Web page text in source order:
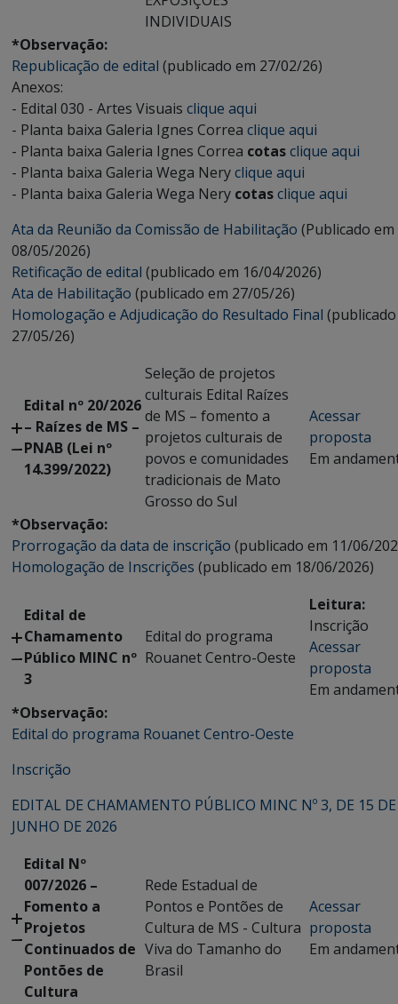
INDIVIDUAIS
*Observação:
Republicação de edital (publicado em 27/02/26)
Anexos:
- Edital 030 - Artes Visuais clique aqui
- Planta baixa Galeria Ignes Correa clique aqui
- Planta baixa Galeria Ignes Correa cotasclique aqui
- Planta baixa Galeria Wega Neryclique aqui
- Planta baixa Galeria Wega Nery cotasclique aqui
Ata da Reunião da Comissão de Habilitação (Publicado em
08/05/2026)
Retificação de edital (publicado em 16/04/2026)
Ata de Habilitação (publicado em 27/05/26)
Homologação e Adjudicação do Resultado Final
27/05/26)
Edital nº 20/2026
– Raízes de MS –
PNAB (Lei nº
14.399/2022)
Seleção de projetos
culturais Edital Raízes
de MS – fomento a
projetos culturais de
povos e comunidades
tradicionais de Mato
Grosso do Sul
Acessar
proposta
Em
*Observação:
Prorrogação da data de inscrição (publicado em 11/06/
Homologação de Inscrições (publicado em 18/06/2026)
Edital de
Chamamento
Público MINC nº
3
Edital do programa
Rouanet Centro-Oeste
Leitura:
Inscrição
Acessar
proposta
Em
*Observação:
Edital do programa Rouanet Centro-Oeste
Inscrição
EDITAL DE CHAMAMENTO PÚBLICO MINC Nº 3, DE 15 DE
JUNHO DE 2026
Edital Nº
007/2026 –
Fomento a
Projetos
Continuados de
Pontões de
Cultura
Rede Estadual de
Pontos e Pontões de
Cultura de MS - Cultura
Viva do Tamanho do
Brasil
Acessar
proposta
Em